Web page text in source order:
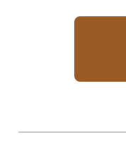
のお支払いにご
方はPayPay商品